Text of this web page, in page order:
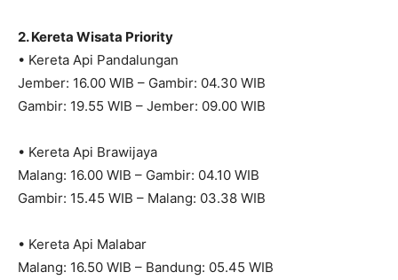
2. Kereta Wisata Priority
• Kereta Api Pandalungan
Jember: 16.00 WIB – Gambir: 04.30 WIB
Gambir: 19.55 WIB – Jember: 09.00 WIB
• Kereta Api Brawijaya
Malang: 16.00 WIB – Gambir: 04.10 WIB
Gambir: 15.45 WIB – Malang: 03.38 WIB
• Kereta Api Malabar
Malang: 16.50 WIB – Bandung: 05.45 WIB